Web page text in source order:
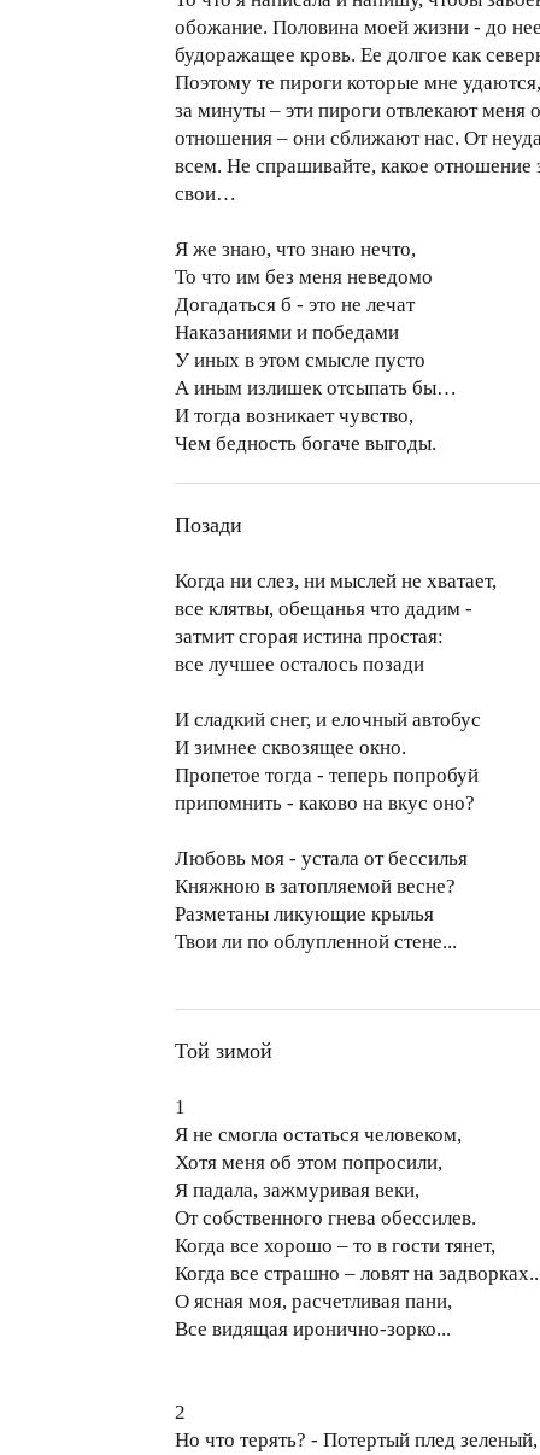
обожание. Половина моей жизни - до
будоражащее кровь. Ее долгое как
Поэтому те пироги которые мне
за минуты – эти пироги отвлекают меня
отношения – они сближают нас. От
всем. Не спрашивайте, какое
свои…
Я же знаю, что знаю нечто,
То что им без меня неведомо
Догадаться б - это не лечат
Наказаниями и победами
У иных в этом смысле пусто
А иным излишек отсыпать бы…
И тогда возникает чувство,
Чем бедность богаче выгоды.
Позади
Когда ни слез, ни мыслей не хватает,
все клятвы, обещанья что дадим -
затмит сгорая истина простая:
все лучшее осталось позади
И сладкий снег, и елочный автобус
И зимнее сквозящее окно.
Пропетое тогда - теперь попробуй
припомнить - каково на вкус оно?
Любовь моя - устала от бессилья
Княжною в затопляемой весне?
Разметаны ликующие крылья
Твои ли по облупленной стене...
Той зимой
1
Я не смогла остаться человеком,
Хотя меня об этом попросили,
Я падала, зажмуривая веки,
От собственного гнева обессилев.
Когда все хорошо – то в гости тянет,
Когда все страшно – ловят на
О ясная моя, расчетливая пани,
Все видящая иронично-зорко...
2
Но что терять? - Потертый плед зеленый,